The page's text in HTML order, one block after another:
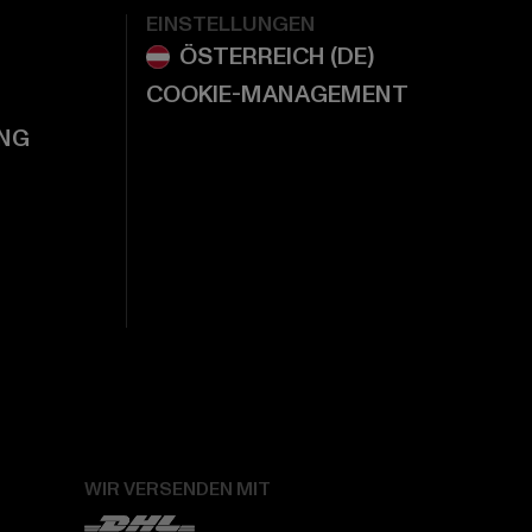
EINSTELLUNGEN
COOKIE-MANAGEMENT
WIR VERSENDEN MIT